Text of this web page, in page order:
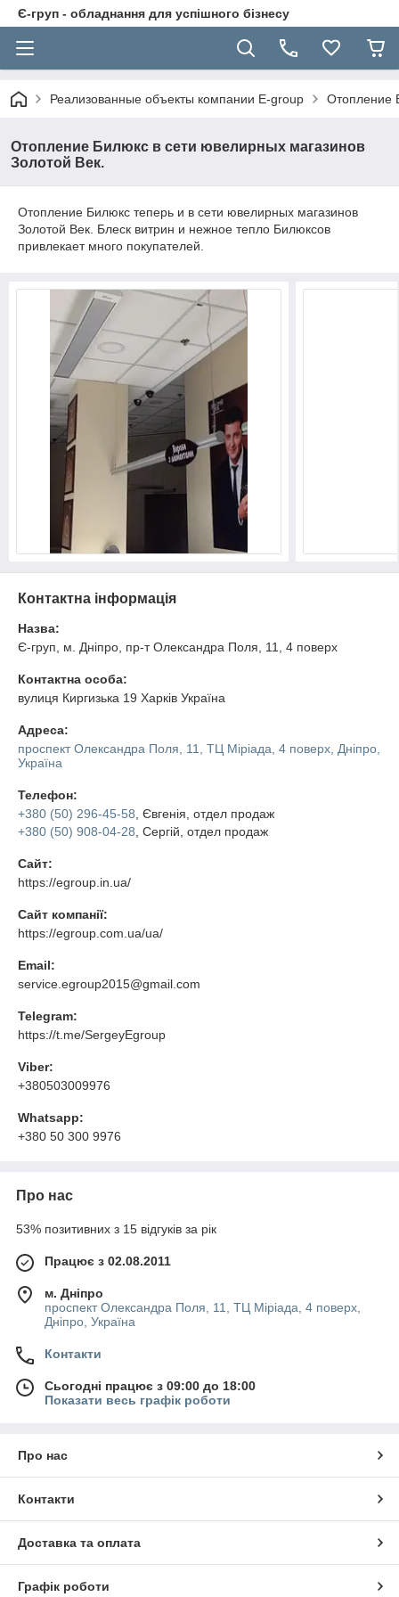
Є-груп - обладнання для успішного бізнесу
Реализованные объекты компании E-group Отопление
Отопление Билюкс в сети ювелирных магазинов
Золотой Век.
Отопление Билюкс теперь и в сети ювелирных магазинов
Золотой Век. Блеск витрин и нежное тепло Билюксов
привлекает много покупателей.
Контактна інформація
Назва:
Є-груп, м. Дніпро, пр-т Олександра Поля, 11, 4 поверх
Контактна особа:
вулиця Киргизька 19 Харків Україна
Адреса:
проспект Олександра Поля, 11, ТЦ Міріада, 4 поверх, Дніпро,
Україна
Телефон:
+380 (50) 296-45-58 , Євгенія, отдел продаж
+380 (50) 908-04-28 , Сергій, отдел продаж
Сайт:
https://egroup.in.ua/
Сайт компанії:
https://egroup.com.ua/ua/
Email:
service.egroup2015@gmail.com
Telegram:
https://t.me/SergeyEgroup
Viber:
+380503009976
Whatsapp:
+380 50 300 9976
Про нас
53% позитивних з 15 відгуків за рік
Працює з 02.08.2011
м. Дніпро
проспект Олександра Поля, 11, ТЦ Міріада, 4 поверх,
Дніпро, Україна
Контакти
Сьогодні працює з 09:00 до 18:00
Показати весь графік роботи
Про нас
Контакти
Доставка та оплата
Графік роботи